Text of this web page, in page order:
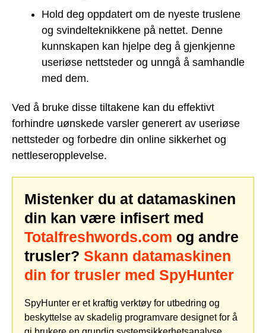
Hold deg oppdatert om de nyeste truslene
og svindelteknikkene på nettet. Denne
kunnskapen kan hjelpe deg å gjenkjenne
useriøse nettsteder og unngå å samhandle
med dem.
Ved å bruke disse tiltakene kan du effektivt
forhindre uønskede varsler generert av useriøse
nettsteder og forbedre din online sikkerhet og
nettleseropplevelse.
Mistenker du at datamaskinen
din kan være infisert med
Totalfreshwords.com og andre
trusler? Skann datamaskinen
din for trusler med SpyHunter
SpyHunter er et kraftig verktøy for utbedring og
beskyttelse av skadelig programvare designet for å